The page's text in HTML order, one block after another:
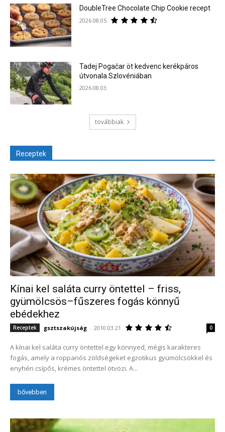
DoubleTree Chocolate Chip Cookie recept
2026.08.05.
Tadej Pogačar öt kedvenc kerékpáros
útvonala Szlovéniában
2026.08.03.
továbbiak
Receptek
Kínai kel saláta curry öntettel – friss,
gyümölcsös–fűszeres fogás könnyű
ebédekhez
Receptek gsztszakújság - 2010.03.21. 0
A kínai kel saláta curry öntettel egy könnyed, mégis karakteres
fogás, amely a roppanós zöldségeket egzotikus gyümölcsökkel és
enyhén csípős, krémes öntettel ötvözi. A...
bővebben